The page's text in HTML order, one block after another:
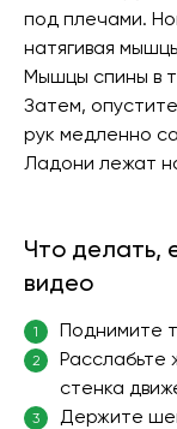
под плечами.
натягивая
Мышцы спины в
Затем,
рук медленно
Ладони лежат
Что делать,
видео
1 Поднимите
2
Расслабьте
стенка
3
Держите